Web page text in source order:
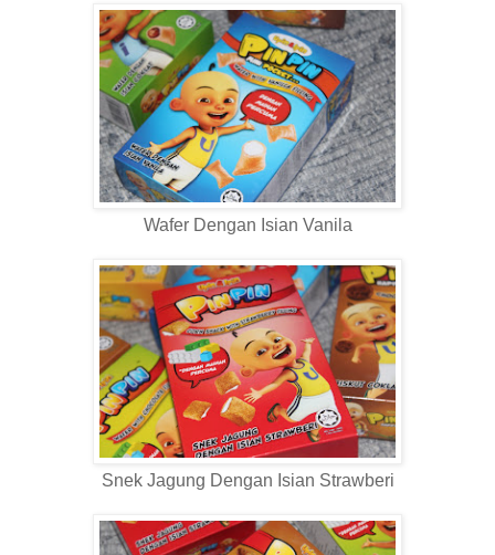
Wafer Dengan Isian Vanila
Snek Jagung Dengan Isian Strawberi